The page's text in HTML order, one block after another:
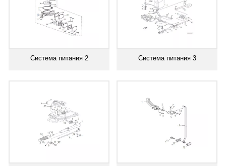
Система питания 2 Система питания 3